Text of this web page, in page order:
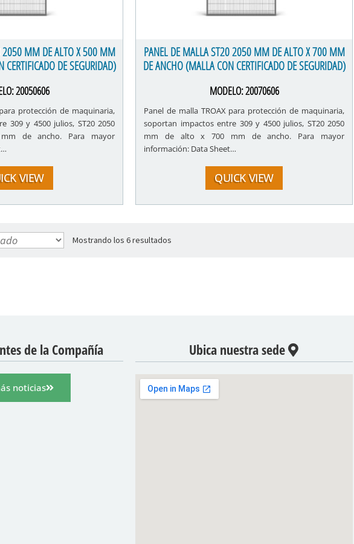
2050 MM DE ALTO X 500 MM
DE SEGURIDAD)
20050606
protección de maquinaria,
309 y 4500 julios, ST20 2050
de ancho. Para mayor
VIEW
PANEL DE MALLA ST20 2050 MM DE ALTO X 700 MM
DE ANCHO (MALLA CON CERTIFICADO DE SEGURIDAD)
MODELO:20070606
Panel de malla TROAX para protección de maquinaria,
soportan impactos entre 309 y 4500 julios, ST20 2050
mm de alto x 700 mm de ancho. Para mayor
información: Data Sheet…
QUICK VIEW
Mostrando los 6 resultados
de la Compañía
noticias
Ubica nuestra sede